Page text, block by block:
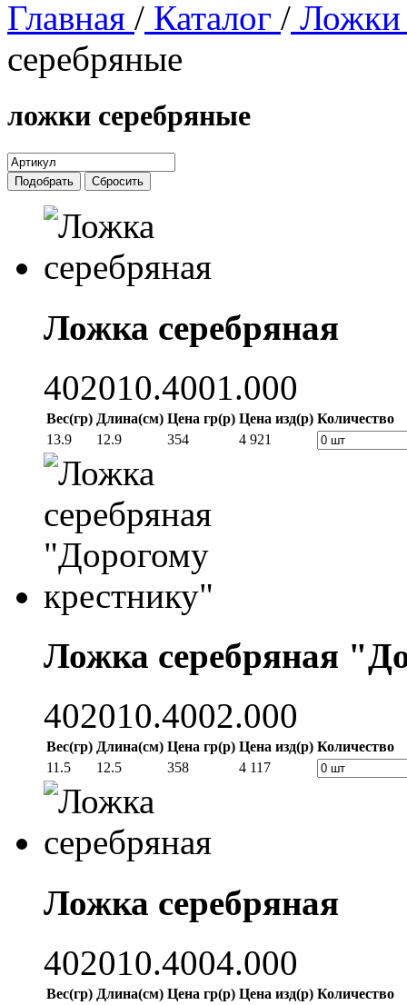
Главная / Каталог / Ложки
серебряные
ложки серебряные
Ложка серебряная
402010.4001.000
Вес(гр) Длина(см) Цена гр(р) Цена изд(р) Количество
13.9
12.9 354 4 921
Ложка серебряная
402010.4002.000
Вес(гр) Длина(см) Цена гр(р) Цена изд(р) Количество
11.5
12.5 358 4 117
Ложка серебряная
402010.4004.000
Вес(гр) Длина(см) Цена гр(р) Цена изд(р) Количество